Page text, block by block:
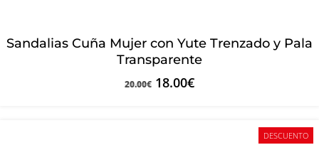
Sandalias Cuña Mujer con Yute Trenzado y Pala
Transparente
20.00€ 18.00€
DESCUENTO